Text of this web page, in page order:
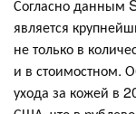
Согласно данным
является
не только в
и в стоимостном.
ухода за кожей в